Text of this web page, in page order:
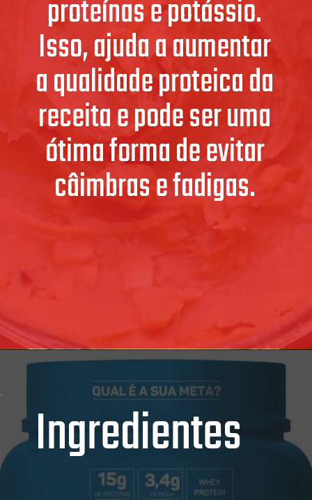
proteínas e potássio.
Isso, ajuda a aumentar
a qualidade proteica da
receita e pode ser uma
ótima forma de evitar
câimbras e fadigas.
Ingredientes